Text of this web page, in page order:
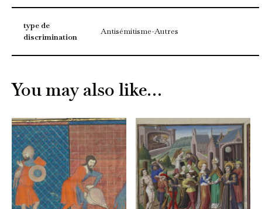
type de
discrimination
Antisémitisme-Autres
You may also like…